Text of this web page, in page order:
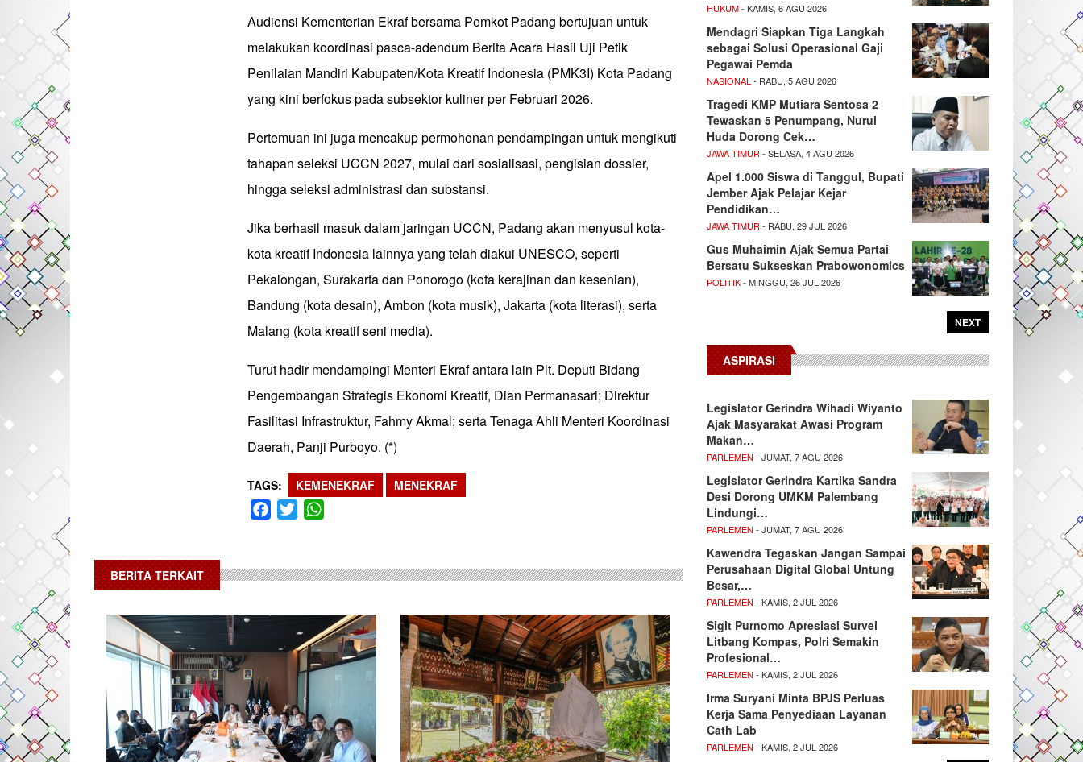
Audiensi Kementerian Ekraf bersama Pemkot Padang bertujuan untuk
melakukan koordinasi pasca-adendum Berita Acara Hasil Uji Petik
Penilaian Mandiri Kabupaten/Kota Kreatif Indonesia (PMK3I) Kota Padang
yang kini berfokus pada subsektor kuliner per Februari 2026.
Pertemuan ini juga mencakup permohonan pendampingan untuk mengikuti
tahapan seleksi UCCN 2027, mulai dari sosialisasi, pengisian dossier,
hingga seleksi administrasi dan substansi.
Jika berhasil masuk dalam jaringan UCCN, Padang akan menyusul kota-
kota kreatif Indonesia lainnya yang telah diakui UNESCO, seperti
Pekalongan, Surakarta dan Ponorogo (kota kerajinan dan kesenian),
Bandung (kota desain), Ambon (kota musik), Jakarta (kota literasi), serta
Malang (kota kreatif seni media).
Turut hadir mendampingi Menteri Ekraf antara lain Plt. Deputi Bidang
Pengembangan Strategis Ekonomi Kreatif, Dian Permanasari; Direktur
Fasilitasi Infrastruktur, Fahmy Akmal; serta Tenaga Ahli Menteri Koordinasi
Daerah, Panji Purboyo. (*)
TAGS KEMENEKRAF MENEKRAF
Facebook
Twitter
BERITA TERKAIT
HUKUM- KAMIS, 6 AGU 2026
Mendagri Siapkan Tiga Langkah
sebagai Solusi Operasional Gaji
Pegawai Pemda
NASIONAL - RABU, 5 AGU 2026
Tragedi KMP Mutiara Sentosa 2
Tewaskan 5 Penumpang, Nurul
Huda Dorong Cek…
JAWA TIMUR - SELASA, 4 AGU 2026
Apel 1.000 Siswa di Tanggul, Bupati
Jember Ajak Pelajar Kejar
Pendidikan…
JAWA TIMUR - RABU, 29 JUL 2026
Gus Muhaimin Ajak Semua Partai
Bersatu Sukseskan Prabowonomics
POLITIK- MINGGU, 26 JUL 2026
NEXT
ASPIRASI
Legislator Gerindra Wihadi Wiyanto
Ajak Masyarakat Awasi Program
Makan…
PARLEMEN - JUMAT, 7 AGU 2026
Legislator Gerindra Kartika Sandra
Desi Dorong UMKM Palembang
Lindungi…
PARLEMEN - JUMAT, 7 AGU 2026
Kawendra Tegaskan Jangan Sampai
Perusahaan Digital Global Untung
Besar,…
PARLEMEN - KAMIS, 2 JUL 2026
Sigit Purnomo Apresiasi Survei
Litbang Kompas, Polri Semakin
Profesional…
PARLEMEN - KAMIS, 2 JUL 2026
Irma Suryani Minta BPJS Perluas
Kerja Sama Penyediaan Layanan
Cath Lab
PARLEMEN - KAMIS, 2 JUL 2026